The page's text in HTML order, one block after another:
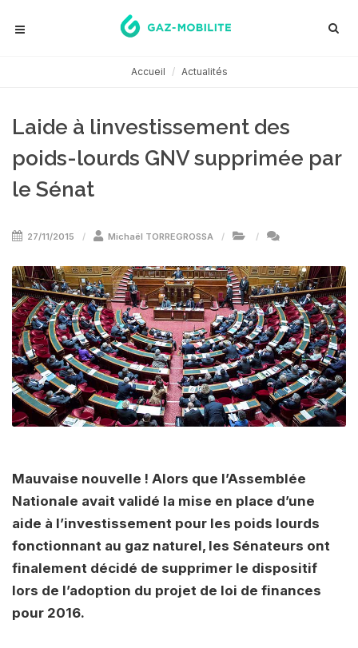
Accueil Actualités
Laide à linvestissement des
poids-lourds GNV supprimée par
le Sénat
27/11/2015 Michaël TORREGROSSA
Mauvaise nouvelle ! Alors que l’Assemblée
Nationale avait validé la mise en place d’une
aide à l’investissement pour les poids lourds
fonctionnant au gaz naturel, les Sénateurs ont
finalement décidé de supprimer le dispositif
lors de l’adoption du projet de loi de finances
pour 2016.